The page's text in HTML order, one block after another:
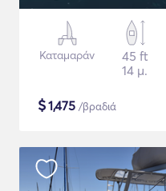
Καταμαράν
45 ft
14 μ.
$1,475 /βραδιά